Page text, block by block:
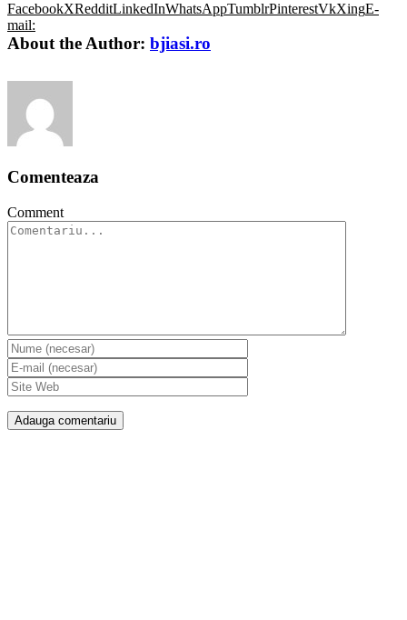
FacebookXRedditLinkedInWhatsAppTumblrPinterestVkXingE-
mail:
About the Author: bjiasi.ro
Comenteaza
Comment